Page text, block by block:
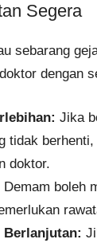
Segera
sebarang
dengan
Jika
tidak
doktor.
Demam boleh
Berlanjutan: